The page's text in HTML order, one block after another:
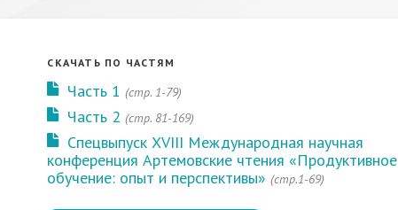
СКАЧАТЬ ПО ЧАСТЯМ
Часть 1 (стр. 1-79)
Часть 2 (стр. 81-169)
Спецвыпуск XVIII Международная научная
конференция Артемовские чтения «Продуктивное
обучение: опыт и перспективы» (стр.1-69)